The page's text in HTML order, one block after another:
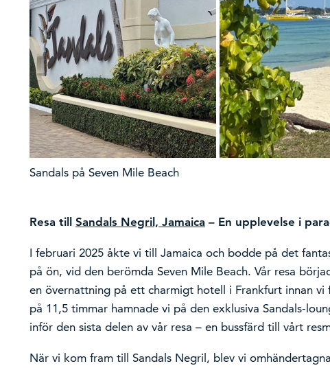
Sandals på Seven Mile Beach
Resa till Sandals Negril, Jamaica – En upplevelse i
I februari 2025 åkte vi till Jamaica och bodde på det
på ön, vid den berömda Seven Mile Beach. Vår resa
en övernattning på ett charmigt hotell i Frankfurt innan
på 11,5 timmar hamnade vi på den exklusiva Sandals-
inför den sista delen av vår resa – en bussfärd till vårt
När vi kom fram till Sandals Negril, blev vi